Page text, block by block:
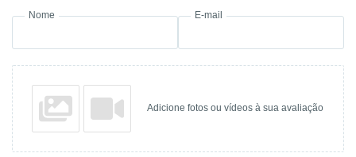
Nome E-mail
Adicione fotos ou vídeos à sua avaliação